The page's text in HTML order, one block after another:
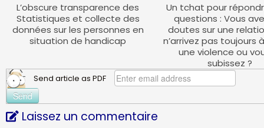
L’obscure transparence des
Statistiques et collecte des
données sur les personnes en
situation de handicap
Un tchat pour
questions : Vous
doutes sur une
n’arrivez pas toujours
une violence ou
subissez ?
Send article as PDF
Laissez un commentaire